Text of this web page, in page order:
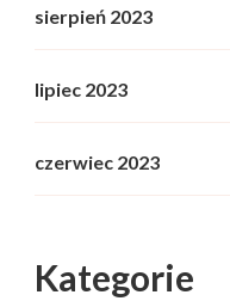
sierpień 2023
lipiec 2023
czerwiec 2023
Kategorie